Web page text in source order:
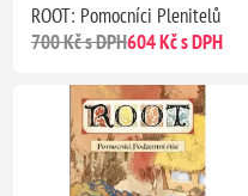
ROOT: Pomocníci Plenitelů
700 Kč s DPH604 Kč s DPH